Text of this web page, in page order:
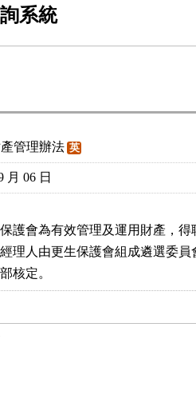
系統
管理辦法 英
月 06 日
護會為有效管理及運用財產，
理人由更生保護會組成遴選委